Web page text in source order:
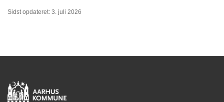
Sidst opdateret: 3. juli 2026